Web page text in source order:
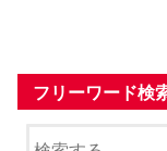
フリーワード検